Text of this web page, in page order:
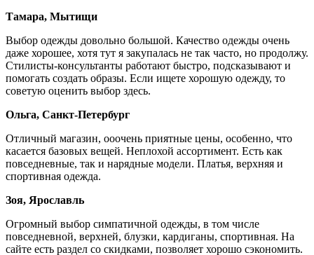
Тамара, Мытищи
Выбор одежды довольно большой. Качество одежды очень
даже хорошее, хотя тут я закупалась не так часто, но продолжу.
Стилисты-консультанты работают быстро, подсказывают и
помогать создать образы. Если ищете хорошую одежду, то
советую оценить выбор здесь.
Ольга, Санкт-Петербург
Отличный магазин, ооочень приятные цены, особенно, что
касается базовых вещей. Неплохой ассортимент. Есть как
повседневные, так и нарядные модели. Платья, верхняя и
спортивная одежда.
Зоя, Ярославль
Огромный выбор симпатичной одежды, в том числе
повседневной, верхней, блузки, кардиганы, спортивная. На
сайте есть раздел со скидками, позволяет хорошо сэкономить.